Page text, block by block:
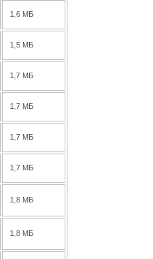
1,6 МБ
1,5 МБ
1,7 МБ
1,7 МБ
1,7 МБ
1,7 МБ
1,8 МБ
1,8 МБ